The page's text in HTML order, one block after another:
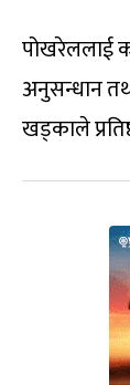
पोखरेललाई
अनुसन्धान
खड्काले